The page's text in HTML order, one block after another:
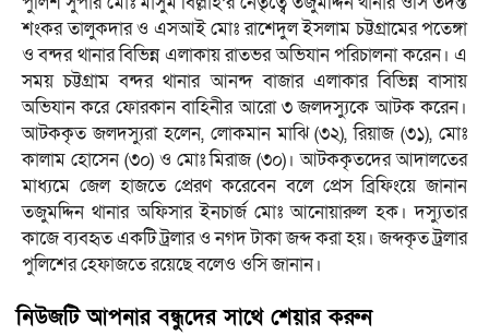
শংকর তালুকদার ও এসআই মোঃ রাশেদুল ইসলাম চট্টগ্রামের পতেঙ্গা
ও বন্দর থানার বিভিন্ন এলাকায় রাতভর অভিযান পরিচালনা করেন। এ
সময় চট্টগ্রাম বন্দর থানার আনন্দ বাজার এলাকার বিভিন্ন বাসায়
অভিযান করে ফোরকান বাহিনীর আরো ৩ জলদস্যুকে আটক করেন।
আটককৃত জলদস্যুরা হলেন, লোকমান মাঝি (৩২), রিয়াজ (৩১), মোঃ
কালাম হোসেন (৩০) ও মোঃ মিরাজ (৩০)। আটককৃতদের আদালতের
মাধ্যমে জেল হাজতে প্রেরণ করেবেন বলে প্রেস ব্রিফিংয়ে জানান
তজুমদ্দিন থানার অফিসার ইনচার্জ মোঃ আনোয়ারুল হক। দস্যুতার
কাজে ব্যবহৃত একটি ট্রলার ও নগদ টাকা জব্দ করা হয়। জব্দকৃত ট্রলার
পুলিশের হেফাজতে রয়েছে বলেও ওসি জানান।
নিউজটি আপনার বন্ধুদের সাথে শেয়ার করুন